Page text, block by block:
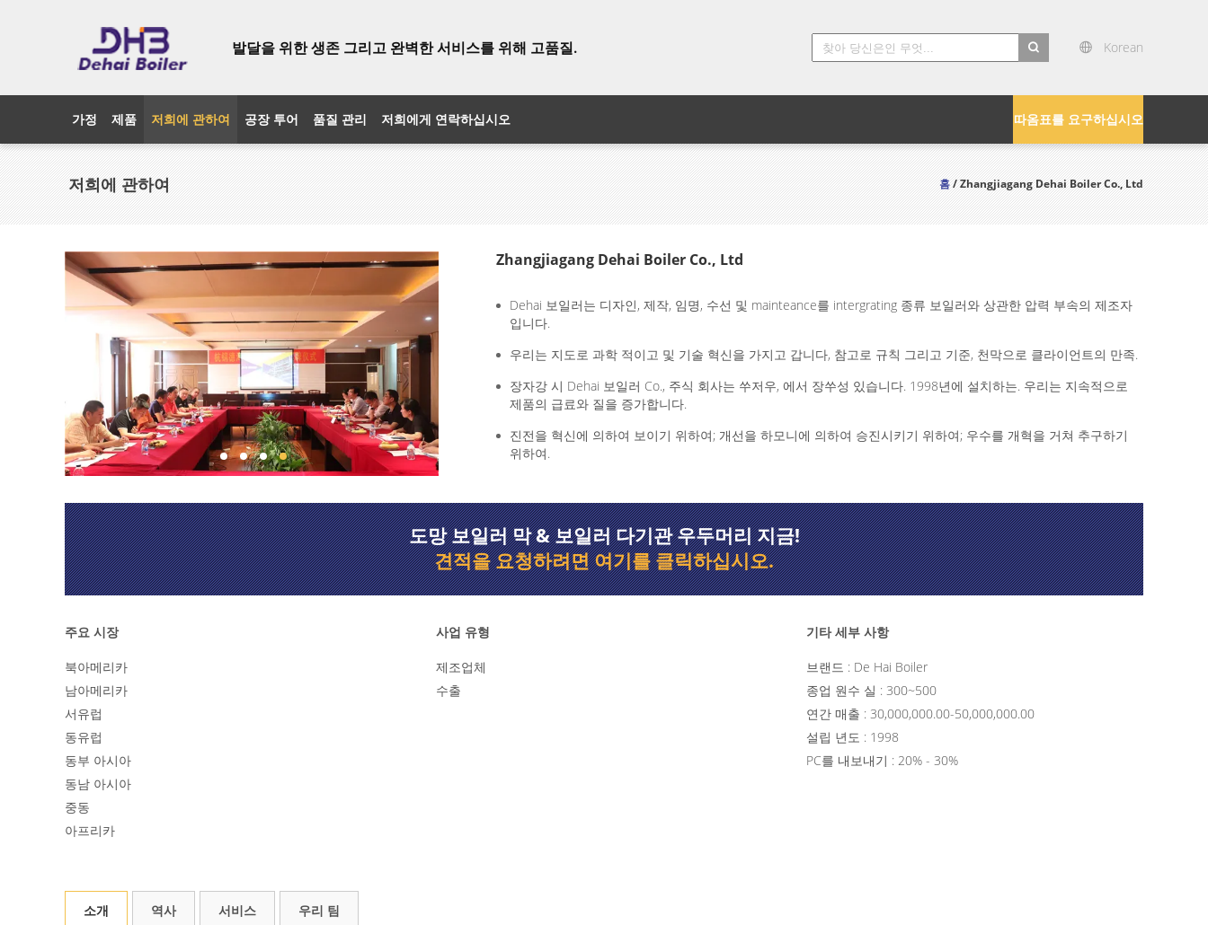
발달을 위한 생존 그리고 완벽한 서비스를 위해 고품질. Korean
따옴표를 요구하십시오
가정 제품 저희에 관하여 공장 투어 품질 관리 저희에게 연락하십시오
저희에 관하여 홈/ Zhangjiagang Dehai Boiler Co., Ltd
Zhangjiagang Dehai Boiler Co., Ltd
Dehai 보일러는 디자인, 제작, 임명, 수선 및 mainteance를 intergrating 종류 보일러와 상관한 압력 부속의 제조자
입니다.
우리는 지도로 과학 적이고 및 기술 혁신을 가지고 갑니다, 참고로 규칙 그리고 기준, 천막으로 클라이언트의 만족.
장자강 시 Dehai 보일러 Co., 주식 회사는 쑤저우, 에서 장쑤성 있습니다. 1998년에 설치하는. 우리는 지속적으로
제품의 급료와 질을 증가합니다.
진전을 혁신에 의하여 보이기 위하여; 개선을 하모니에 의하여 승진시키기 위하여; 우수를 개혁을 거쳐 추구하기
위하여.
도망 보일러 막 & 보일러 다기관 우두머리 지금!
견적을 요청하려면 여기를 클릭하십시오.
주요 시장
북아메리카
남아메리카
서유럽
동유럽
동부 아시아
동남 아시아
중동
아프리카
사업 유형
제조업체
수출
기타 세부 사항
브랜드 : De Hai Boiler
종업 원수 실 : 300~500
연간 매출 : 30,000,000.00-50,000,000.00
설립 년도 : 1998
PC를 내보내기 : 20% - 30%
소개 역사 서비스 우리 팀